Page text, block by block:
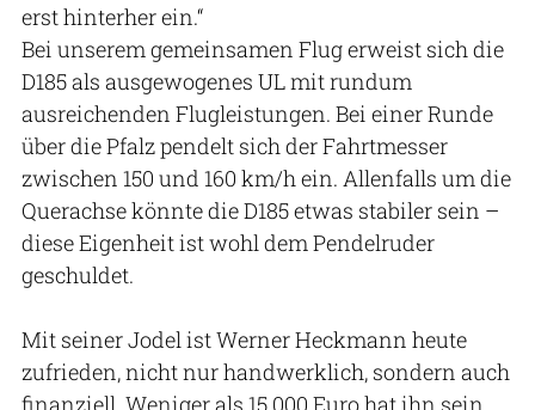
erst hinterher ein.“
Bei unserem gemeinsamen Flug erweist sich die
D185 als ausgewogenes UL mit rundum
ausreichenden Flugleistungen. Bei einer Runde
über die Pfalz pendelt sich der Fahrtmesser
zwischen 150 und 160 km/h ein. Allenfalls um die
Querachse könnte die D185 etwas stabiler sein –
diese Eigenheit ist wohl dem Pendelruder
geschuldet.
Mit seiner Jodel ist Werner Heckmann heute
zufrieden, nicht nur handwerklich, sondern auch
finanziell. Weniger als 15.000 Euro hat ihn sein